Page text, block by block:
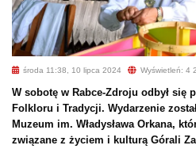
środa 11:38, 10 lipca 2024 Wyświetleń: 4
W sobotę w Rabce-Zdroju odbył się
Folkloru i Tradycji. Wydarzenie
Muzeum im. Władysława Orkana,
związane z życiem i kulturą Górali